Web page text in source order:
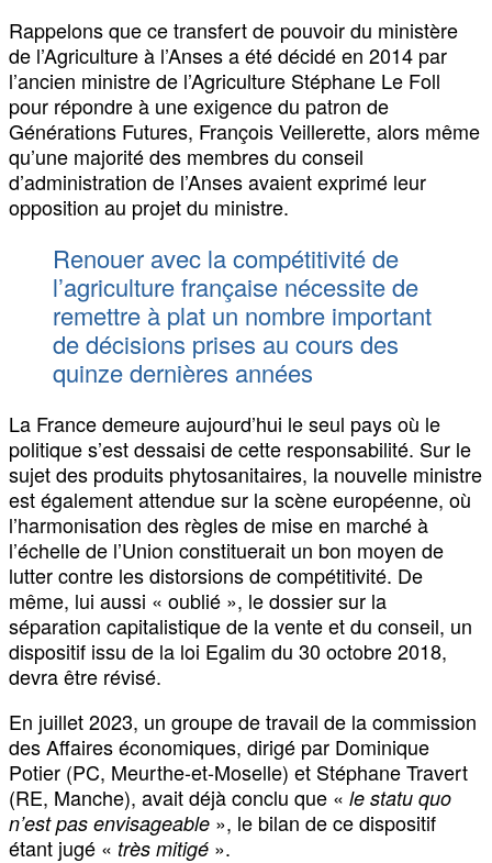
Rappelons que ce transfert de pouvoir du ministère
de l’Agriculture à l’Anses a été décidé en 2014 par
l’ancien ministre de l’Agriculture Stéphane Le Foll
pour répondre à une exigence du patron de
Générations Futures, François Veillerette, alors même
qu’une majorité des membres du conseil
d’administration de l’Anses avaient exprimé leur
opposition au projet du ministre.
Renouer avec la compétitivité de
l’agriculture française nécessite de
remettre à plat un nombre important
de décisions prises au cours des
quinze dernières années
La France demeure aujourd’hui le seul pays où le
politique s’est dessaisi de cette responsabilité. Sur le
sujet des produits phytosanitaires, la nouvelle ministre
est également attendue sur la scène européenne, où
l’harmonisation des règles de mise en marché à
l’échelle de l’Union constituerait un bon moyen de
lutter contre les distorsions de compétitivité. De
même, lui aussi « oublié », le dossier sur la
séparation capitalistique de la vente et du conseil, un
dispositif issu de la loi Egalim du 30 octobre 2018,
devra être révisé.
En juillet 2023, un groupe de travail de la commission
des Affaires économiques, dirigé par Dominique
Potier (PC, Meurthe-et-Moselle) et Stéphane Travert
(RE, Manche), avait déjà conclu que « le statu quo
n’est pas envisageable », le bilan de ce dispositif
étant jugé « très mitigé ».